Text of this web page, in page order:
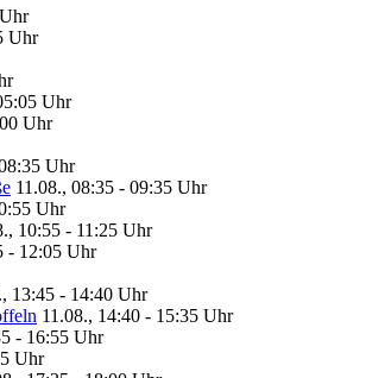
Uhr
Uhr
Uhr
Uhr
11.08., 08:35 - 09:35 Uhr
Uhr
10:55 - 11:25 Uhr
- 12:05 Uhr
13:45 - 14:40 Uhr
11.08., 14:40 - 15:35 Uhr
- 16:55 Uhr
Uhr